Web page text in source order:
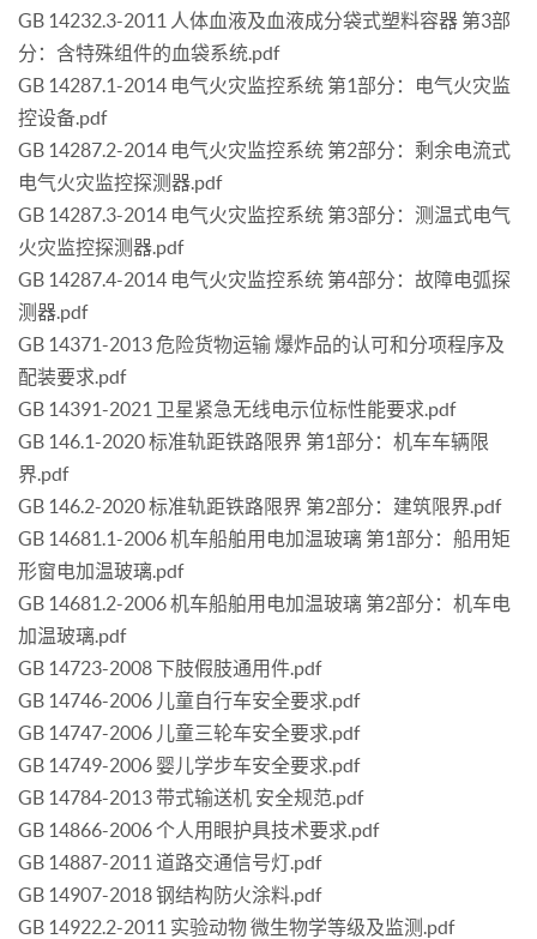
GB 14232.3-2011 人体血液及血液成分袋式塑料容器 第3部
分：含特殊组件的血袋系统.pdf
GB 14287.1-2014 电气火灾监控系统 第1部分：电气火灾监
控设备.pdf
GB 14287.2-2014 电气火灾监控系统 第2部分：剩余电流式
电气火灾监控探测器.pdf
GB 14287.3-2014 电气火灾监控系统 第3部分：测温式电气
火灾监控探测器.pdf
GB 14287.4-2014 电气火灾监控系统 第4部分：故障电弧探
测器.pdf
GB 14371-2013 危险货物运输 爆炸品的认可和分项程序及
配装要求.pdf
GB 14391-2021 卫星紧急无线电示位标性能要求.pdf
GB 146.1-2020 标准轨距铁路限界 第1部分：机车车辆限
界.pdf
GB 146.2-2020 标准轨距铁路限界 第2部分：建筑限界.pdf
GB 14681.1-2006 机车船舶用电加温玻璃 第1部分：船用矩
形窗电加温玻璃.pdf
GB 14681.2-2006 机车船舶用电加温玻璃 第2部分：机车电
加温玻璃.pdf
GB 14723-2008 下肢假肢通用件.pdf
GB 14746-2006 儿童自行车安全要求.pdf
GB 14747-2006 儿童三轮车安全要求.pdf
GB 14749-2006 婴儿学步车安全要求.pdf
GB 14784-2013 带式输送机 安全规范.pdf
GB 14866-2006 个人用眼护具技术要求.pdf
GB 14887-2011 道路交通信号灯.pdf
GB 14907-2018 钢结构防火涂料.pdf
GB 14922.2-2011 实验动物 微生物学等级及监测.pdf